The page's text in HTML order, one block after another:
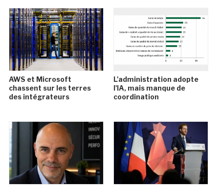
AWS et Microsoft
chassent sur les terres
des intégrateurs
L'administration adopte
l'IA, mais manque de
coordination